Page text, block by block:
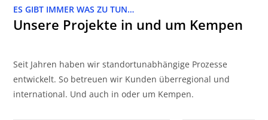
ES GIBT IMMER WAS ZU TUN…
Unsere Projekte in und um Kempen
Seit Jahren haben wir standortunabhängige Prozesse
entwickelt. So betreuen wir Kunden überregional und
international. Und auch in oder um Kempen.